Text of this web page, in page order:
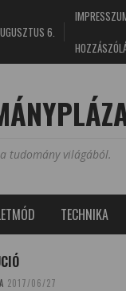
6.
tudomány világából.
TECHNIKA
2015/08/16